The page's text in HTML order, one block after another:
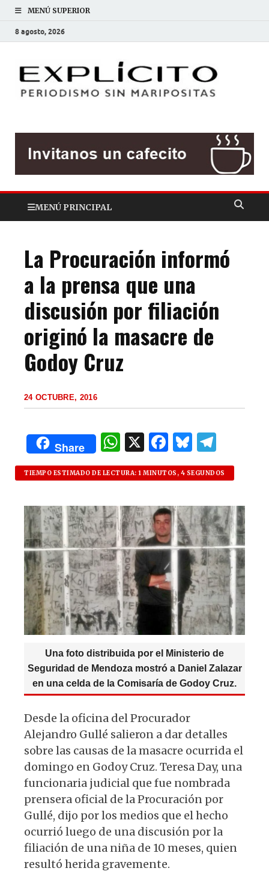
MENÚ SUPERIOR
8 agosto, 2026
MENÚ PRINCIPAL
La Procuración informó
a la prensa que una
discusión por filiación
originó la masacre de
Godoy Cruz
24 OCTUBRE, 2016
Share
W
h
at
s
A
p
p
X F
a
c
e
b
o
o
k
B
lu
es
k
y
el
e
g
ra
m
TIEMPO ESTIMADO DE LECTURA: 1 MINUTOS, 4 SEGUNDOS
Una foto distribuida por el Ministerio de
Seguridad de Mendoza mostró a Daniel Zalazar
en una celda de la Comisaría de Godoy Cruz.
Desde la oficina del Procurador
Alejandro Gullé salieron a dar detalles
sobre las causas de la masacre ocurrida el
domingo en Godoy Cruz. Teresa Day, una
funcionaria judicial que fue nombrada
prensera oficial de la Procuración por
Gullé, dijo por los medios que el hecho
ocurrió luego de una discusión por la
filiación de una niña de 10 meses, quien
resultó herida gravemente.